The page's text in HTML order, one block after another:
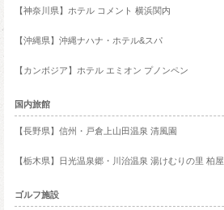
【神奈川県】ホテル コメント 横浜関内
【沖縄県】沖縄ナハナ・ホテル&スパ
【カンボジア】ホテル エミオン プノンペン
国内旅館
【長野県】信州・戸倉上山田温泉 清風園
【栃木県】日光温泉郷・川治温泉 湯けむりの里 柏屋
ゴルフ施設